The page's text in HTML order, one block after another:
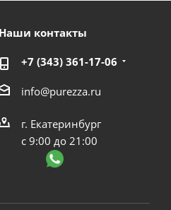
Наши контакты
+7 (343) 361-17-06
info@purezza.ru
г. Екатеринбург
с 9:00 до 21:00